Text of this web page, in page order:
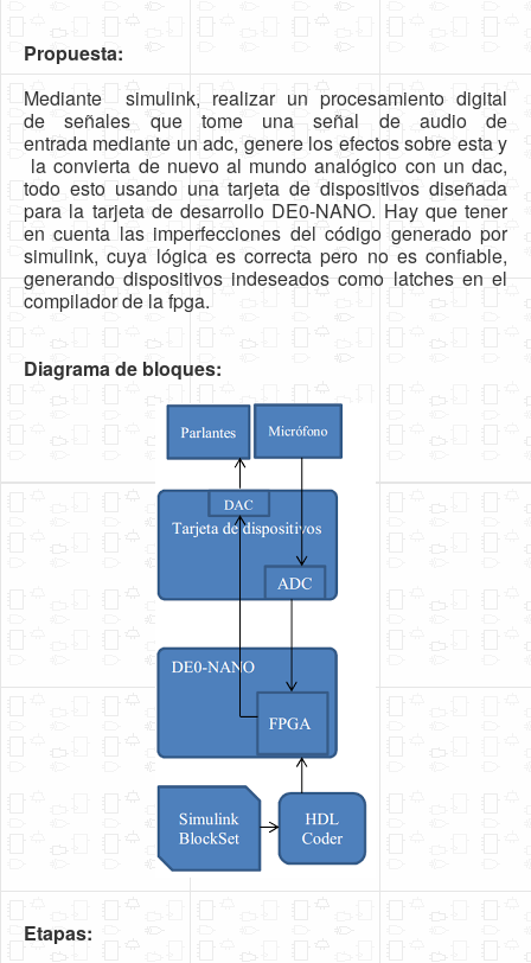
Retro
OS
Misc
Legacy
About us
Donate
Contact Us
Propuesta:
Mediante simulink, realizar un procesamiento digital
de señales que tome una señal de audio de
entrada mediante un adc, genere los efectos sobre esta y
la convierta de nuevo al mundo analógico con un dac,
todo esto usando una tarjeta de dispositivos diseñada
para la tarjeta de desarrollo DE0-NANO. Hay que tener
en cuenta las imperfecciones del código generado por
simulink, cuya lógica es correcta pero no es confiable,
generando dispositivos indeseados como latches en el
compilador de la fpga.
Diagrama de bloques:
Etapas: